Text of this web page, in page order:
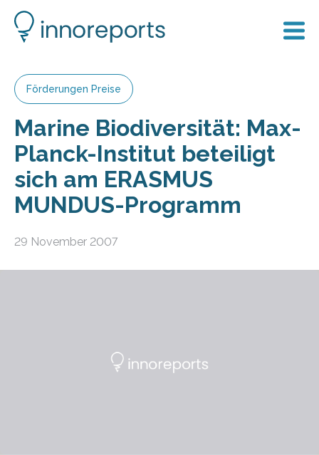
Förderungen Preise
Marine Biodiversität: Max-
Planck-Institut beteiligt
sich am ERASMUS
MUNDUS-Programm
29 November 2007